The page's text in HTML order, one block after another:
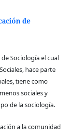
de
Sociología el cual
hace parte
tiene como
sociales y
de la sociología.
a la comunidad